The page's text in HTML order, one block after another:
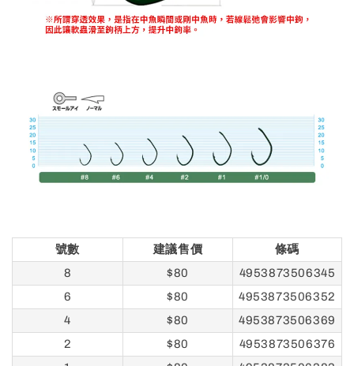
號數 建議售價
條碼
8
$80
4953873506345
6
$80
4953873506352
4
$80
4953873506369
2
$80
4953873506376